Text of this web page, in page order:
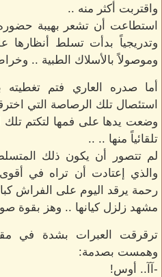
واقتربت أكثر منه ..
استطاعت أن تشعر بهيبة
وتدريجياً بدأت تسلط أنظارها
وموصولاً بالأسلاك الطبية ..
أما صدره العاري فتم
استئصال تلك الرصاصة التي
وضعت يدها على فمها لتكتم تلك
تلقائياً منها .. ..
لم تتصور أن يكون ذلك
والذي إعتادت أن تراه في أقوى
رحمة يرقد اليوم على الفراش
مشهد زلزل كيانها .. وهز بقوة
ترقرقت العبرات بشدة في
وهمست بصدمة:
-آآ.. أوس!